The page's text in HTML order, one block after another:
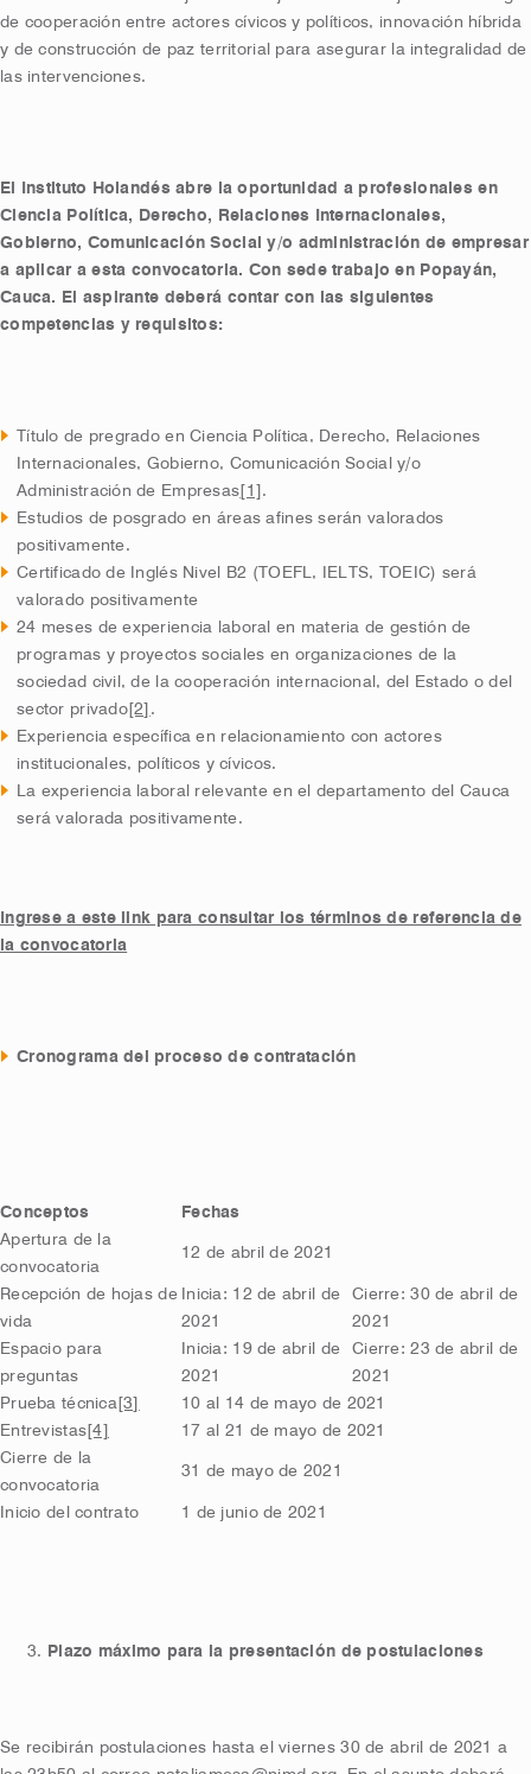
de cooperación entre actores cívicos y políticos, innovación híbrida
y de construcción de paz territorial para asegurar la integralidad de
las intervenciones.
El Instituto Holandés abre la oportunidad a profesionales en
Ciencia Política, Derecho, Relaciones Internacionales,
Gobierno, Comunicación Social y/o administración de empresar
a aplicar a esta convocatoria. Con sede trabajo en Popayán,
Cauca. El aspirante deberá contar con las siguientes
competencias y requisitos:
Título de pregrado en Ciencia Política, Derecho, Relaciones
Internacionales, Gobierno, Comunicación Social y/o
Administración de Empresas [1] .
Estudios de posgrado en áreas afines serán valorados
positivamente.
Certificado de Inglés Nivel B2 (TOEFL, IELTS, TOEIC) será
valorado positivamente
24 meses de experiencia laboral en materia de gestión de
programas y proyectos sociales en organizaciones de la
sociedad civil, de la cooperación internacional, del Estado o del
sector privado[2] .
Experiencia específica en relacionamiento con actores
institucionales, políticos y cívicos.
La experiencia laboral relevante en el departamento del Cauca
será valorada positivamente.
Ingrese a este link para consultar los términos de referencia de
la convocatoria
Cronograma del proceso de contratación
Conceptos
Fechas
Apertura de la
convocatoria
12 de abril de 2021
Recepción de hojas de
vida
Inicia: 12 de abril de
2021
Cierre: 30 de abril de
2021
Espacio para
preguntas
Inicia: 19 de abril de
2021
Cierre: 23 de abril de
2021
Prueba técnica [3]
10 al 14 de mayo de 2021
Entrevistas [4]
17 al 21 de mayo de 2021
Cierre de la
convocatoria
31 de mayo de 2021
Inicio del contrato 1 de junio de 2021
Plazo máximo para la presentación de postulaciones
Se recibirán postulaciones hasta el viernes 30 de abril de 2021 a